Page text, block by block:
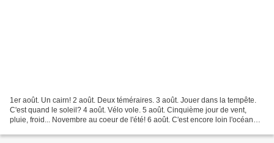
1er août. Un cairn! 2 août. Deux téméraires. 3 août. Jouer dans la tempête.
C'est quand le soleil? 4 août. Vélo vole. 5 août. Cinquième jour de vent,
pluie, froid... Novembre au coeur de l'été! 6 août. C'est encore loin l'océan? 7